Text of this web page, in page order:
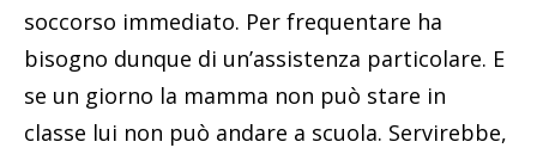
soccorso immediato. Per frequentare ha
bisogno dunque di un’assistenza particolare. E
se un giorno la mamma non può stare in
classe lui non può andare a scuola. Servirebbe,